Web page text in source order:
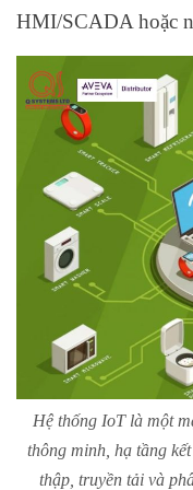
HMI/SCADA hoặc
Hệ thống IoT là một
thông minh, hạ tầng
thập, truyền tải và